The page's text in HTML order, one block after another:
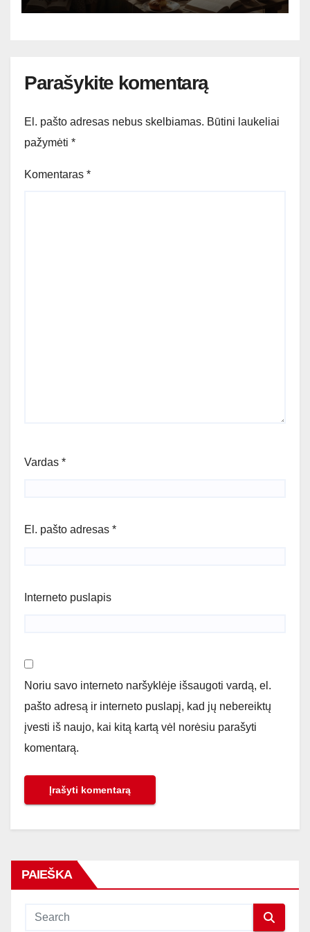
Parašykite komentarą
El. pašto adresas nebus skelbiamas. Būtini laukeliai
pažymėti *
Komentaras *
Vardas *
El. pašto adresas *
Interneto puslapis
Noriu savo interneto naršyklėje išsaugoti vardą, el.
pašto adresą ir interneto puslapį, kad jų nebereiktų
įvesti iš naujo, kai kitą kartą vėl norėsiu parašyti
komentarą.
PAIEŠKA